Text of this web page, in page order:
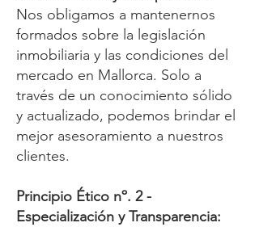
Nos obligamos a mantenernos
formados sobre la legislación
inmobiliaria y las condiciones del
mercado en Mallorca. Solo a
través de un conocimiento sólido
y actualizado, podemos brindar el
mejor asesoramiento a nuestros
clientes.
Principio Ético nº. 2 -
Especialización y Transparencia: